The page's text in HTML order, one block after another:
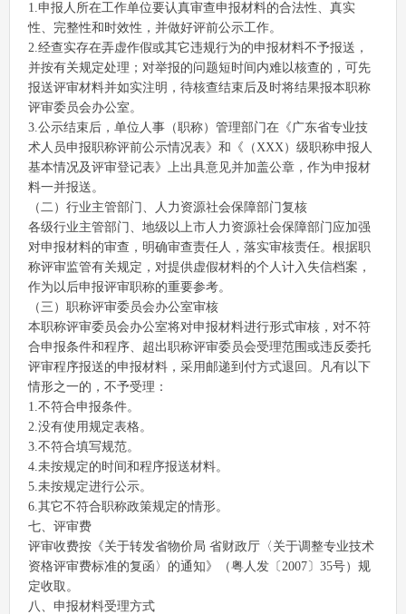
1.申报人所在工作单位要认真审查申报材料的合法性、真实
性、完整性和时效性，并做好评前公示工作。
2.经查实存在弄虚作假或其它违规行为的申报材料不予报送，
并按有关规定处理；对举报的问题短时间内难以核查的，可先
报送评审材料并如实注明，待核查结束后及时将结果报本职称
评审委员会办公室。
3.公示结束后，单位人事（职称）管理部门在《广东省专业技
术人员申报职称评前公示情况表》和《（XXX）级职称申报人
基本情况及评审登记表》上出具意见并加盖公章，作为申报材
料一并报送。
（二）行业主管部门、人力资源社会保障部门复核
各级行业主管部门、地级以上市人力资源社会保障部门应加强
对申报材料的审查，明确审查责任人，落实审核责任。根据职
称评审监管有关规定，对提供虚假材料的个人计入失信档案，
作为以后申报评审职称的重要参考。
（三）职称评审委员会办公室审核
本职称评审委员会办公室将对申报材料进行形式审核，对不符
合申报条件和程序、超出职称评审委员会受理范围或违反委托
评审程序报送的申报材料，采用邮递到付方式退回。凡有以下
情形之一的，不予受理：
1.不符合申报条件。
2.没有使用规定表格。
3.不符合填写规范。
4.未按规定的时间和程序报送材料。
5.未按规定进行公示。
6.其它不符合职称政策规定的情形。
七、评审费
评审收费按《关于转发省物价局 省财政厅〈关于调整专业技术
资格评审费标准的复函〉的通知》（粤人发〔2007〕35号）规
定收取。
八、申报材料受理方式